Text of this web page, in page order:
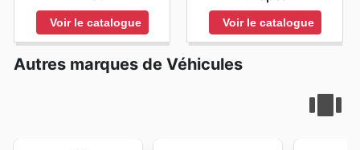
Voir le catalogue Voir le catalogue
Autres marques de Véhicules